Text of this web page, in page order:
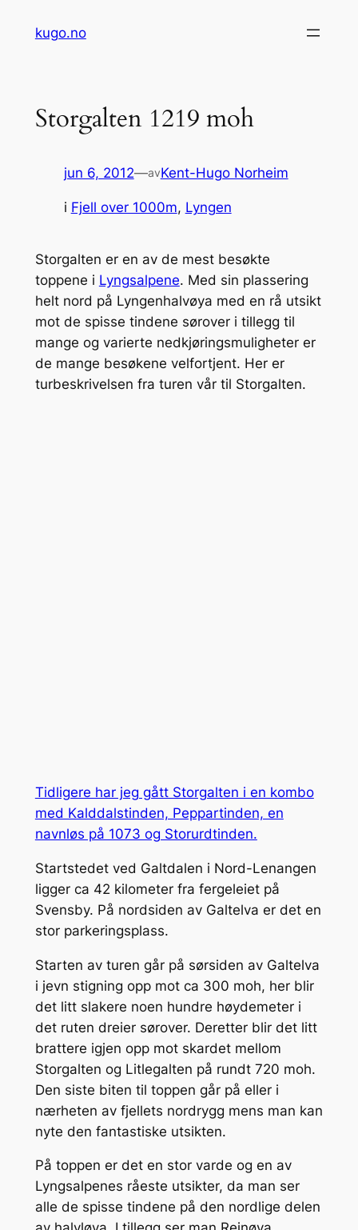
kugo.no
Storgalten 1219 moh
jun 6, 2012—avKent-Hugo Norheim
i Fjell over 1000m, Lyngen
Storgalten er en av de mest besøkte
toppene i Lyngsalpene. Med sin plassering
helt nord på Lyngenhalvøya med en rå utsikt
mot de spisse tindene sørover i tillegg til
mange og varierte nedkjøringsmuligheter er
de mange besøkene velfortjent. Her er
turbeskrivelsen fra turen vår til Storgalten.
Tidligere har jeg gått Storgalten i en kombo
med Kalddalstinden, Peppartinden, en
navnløs på 1073 og Storurdtinden.
Startstedet ved Galtdalen i Nord-Lenangen
ligger ca 42 kilometer fra fergeleiet på
Svensby. På nordsiden av Galtelva er det en
stor parkeringsplass.
Starten av turen går på sørsiden av Galtelva
i jevn stigning opp mot ca 300 moh, her blir
det litt slakere noen hundre høydemeter i
det ruten dreier sørover. Deretter blir det litt
brattere igjen opp mot skardet mellom
Storgalten og Litlegalten på rundt 720 moh.
Den siste biten til toppen går på eller i
nærheten av fjellets nordrygg mens man kan
nyte den fantastiske utsikten.
På toppen er det en stor varde og en av
Lyngsalpenes råeste utsikter, da man ser
alle de spisse tindene på den nordlige delen